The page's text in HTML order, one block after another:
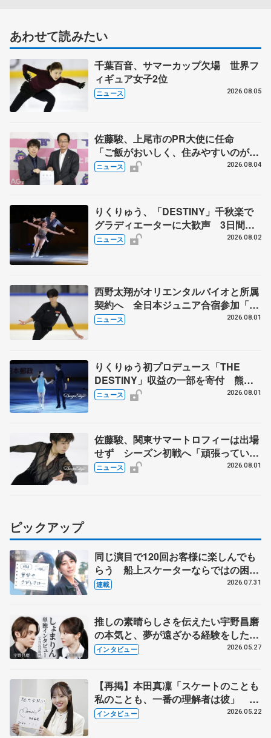
あわせて読みたい
千葉百音、サマーカップ欠場 世界フ
ィギュア女子2位
ニュース 2026.08.05
佐藤駿、上尾市のPR大使に任命
「ご飯がおいしく、住みやすいのが魅
力」
ニュース 2026.08.04
りくりゅう、「DESTINY」千秋楽で
グラディエーターに大歓声 3日間の
計4公演で延べ約１万8千人動員、三浦
ニュース 2026.08.02
西野太翔がオリエンタルバイオと所属
契約へ 全日本ジュニア合宿参加「結
果残していかないと」 講師はジェー
ニュース 2026.08.01
りくりゅう初プロデュース「THE
DESTINY」収益の一部を寄付 熊本
地震、被災者支援
ニュース 2026.08.01
佐藤駿、関東サマートロフィーは出場
せず シーズン初戦へ「頑張っていき
ます」
ニュース 2026.08.01
ピックアップ
同じ演目で120回お客様に楽しんでも
らう 船上スケーターならではの困難
とは 影響あったPIW前キャプテン松
連載 2026.07.31
推しの素晴らしさを伝えたい宇野昌磨
の本気と、夢が遠ざかる経験をした本
田真凜の覚悟
インタビュー 2026.05.27
【再掲】本田真凜「スケートのことも
私のことも、一番の理解者は彼」 引
退時の単独インタビューで語った競技
インタビュー 2026.05.22